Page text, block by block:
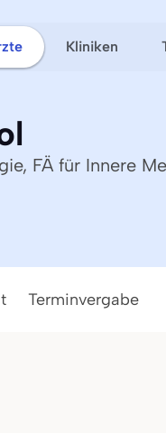
Kliniken
FÄ für Innere
Terminvergabe